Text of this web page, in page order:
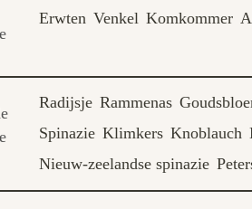
Erwten Venkel Komkommer
Radijsje Rammenas
Spinazie Klimkers Knoblauch
Nieuw-zeelandse spinazie